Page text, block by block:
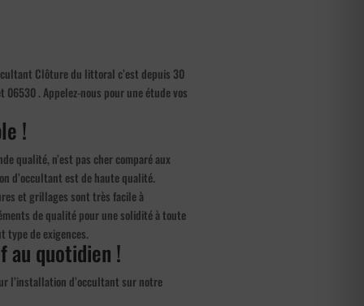
Clôture du littoral c’est depuis 30
. Appelez-nous pour une étude vos
!
qualité, n’est pas cher comparé aux
d’occultant est de haute qualité.
et grillages sont très facile à
de qualité pour une solidité à toute
type de exigences.
au quotidien !
l’installation d’occultant sur notre